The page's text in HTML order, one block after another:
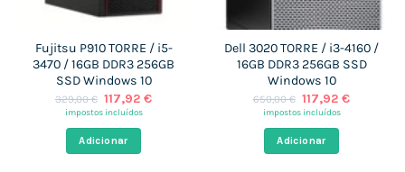
Fujitsu P910 TORRE / i5-
3470 / 16GB DDR3 256GB
SSD Windows 10
329,00€ O
preço
era:
329,00 €.
117,92€O
impostos incluídos
Adicionar
Dell 3020 TORRE / i3-4160 /
16GB DDR3 256GB SSD
Windows 10
650,00€ O
preço
era:
650,00 €.
117,92€O
impostos incluídos
Adicionar